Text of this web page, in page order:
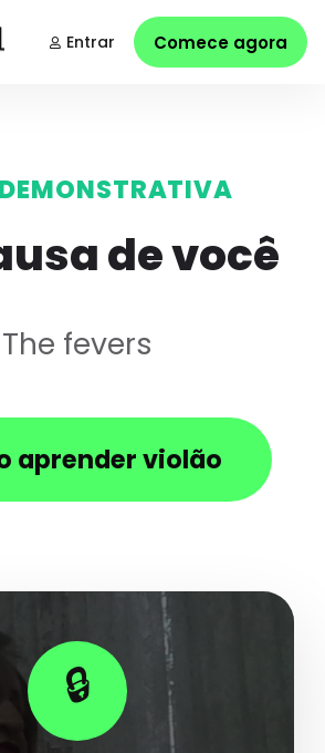
Entrar Comece agora
de você
The fevers
aprender violão
🔒